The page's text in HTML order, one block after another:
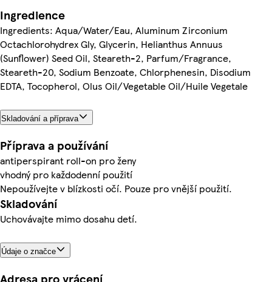
Ingredience
Ingredients: Aqua/Water/Eau, Aluminum Zirconium
Octachlorohydrex Gly, Glycerin, Helianthus Annuus
(Sunflower) Seed Oil, Steareth-2, Parfum/Fragrance,
Steareth-20, Sodium Benzoate, Chlorphenesin, Disodium
EDTA, Tocopherol, Olus Oil/Vegetable Oil/Huile Vegetale
Skladování a příprava
Příprava a používání
antiperspirant roll-on pro ženy
vhodný pro každodenní použití
Nepoužívejte v blízkosti očí. Pouze pro vnější použití.
Skladování
Uchovávajte mimo dosahu detí.
Údaje o značce